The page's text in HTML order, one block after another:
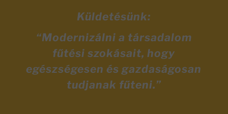
Küldetésünk:
“Modernizálni a társadalom
fűtési szokásait, hogy
egészségesen és gazdaságosan
tudjanak fűteni.”